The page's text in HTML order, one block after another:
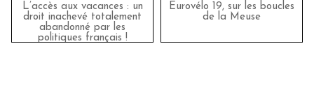
L’accès aux vacances : un
droit inachevé totalement
abandonné par les
politiques français !
Eurovélo 19, sur les boucles
de la Meuse